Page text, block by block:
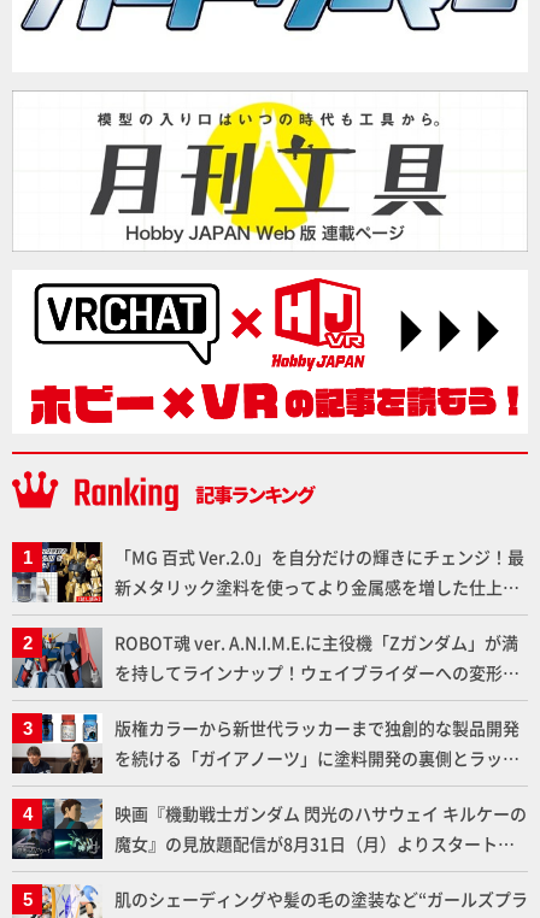
「MG 百式 Ver.2.0」を自分だけの輝きにチェンジ！最
新メタリック塗料を使ってより金属感を増した仕上が
りに!!【試し読み】
ROBOT魂 ver. A.N.I.M.E.に主役機「Zガンダム」が満
を持してラインナップ！ウェイブライダーへの変形、
劇中どおりのプロポーションを再現【機動戦士Zガン
ダム】
版権カラーから新世代ラッカーまで独創的な製品開発
を続ける「ガイアノーツ」に塗料開発の裏側とラッカ
ー塗料の未来についてインタビュー！
映画『機動戦士ガンダム 閃光のハサウェイ キルケーの
魔女』の見放題配信が8月31日（月）よりスタート！
Prime Videoで国内独占配信
肌のシェーディングや髪の毛の塗装など“ガールズプラ